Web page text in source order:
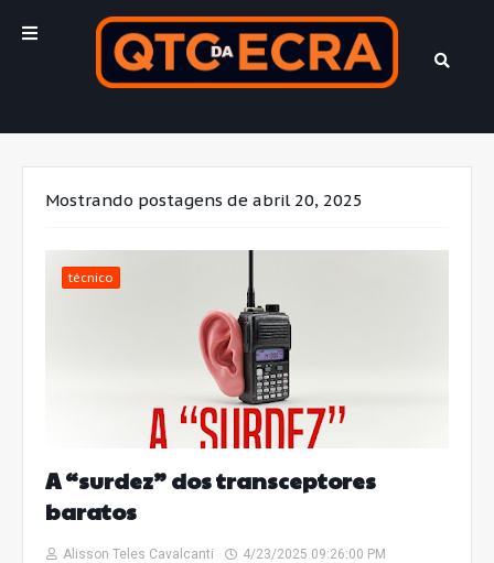
Mostrando postagens de abril 20, 2025
técnico
A “surdez” dos transceptores
baratos
Alisson Teles Cavalcanti 4/23/2025 09:26:00 PM